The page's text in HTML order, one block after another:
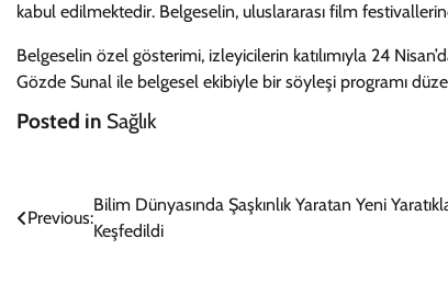
kabul edilmektedir. Belgeselin, uluslararası film
Belgeselin özel gösterimi, izleyicilerin katılımıyla 24
Gözde Sunal ile belgesel ekibiyle bir söyleşi programı
Posted in Sağlık
Yazı
gezinmesi
Previous:
Bilim Dünyasında Şaşkınlık Yaratan Yeni
Keşfedildi